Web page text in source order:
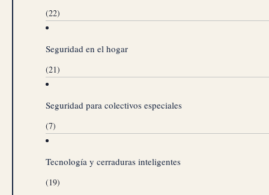
(22)
Seguridad en el hogar
(21)
Seguridad para colectivos especiales
(7)
Tecnología y cerraduras inteligentes
(19)